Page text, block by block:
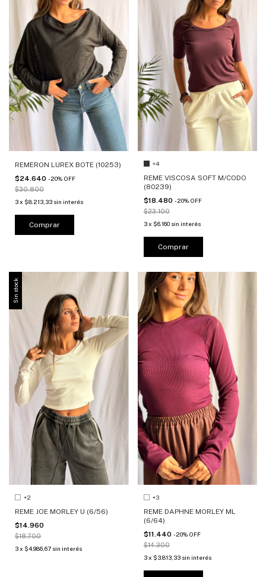
REMERON LUREX BOTE (10253)
$24.640 -20% OFF
$30.800
3x $8.213,33 sin interés
Comprar
+4
REME VISCOSA SOFT M/CODO
(80239)
$18.480 -20% OFF
$23.100
3 x $6.160 sin interés
Comprar
Sin stock
+2
REME JOE MORLEY U (6/56)
$14.960
$18.700
3x $4.986,67 sin interés
+3
REME DAPHNE MORLEY ML
(6/64)
$11.440 -20% OFF
$14.300
3 x $3.813,33 sin interés